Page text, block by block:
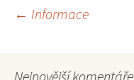
Navigace
pro
← Informace
Nejnovější komentáře